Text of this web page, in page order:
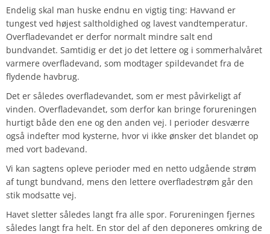
Endelig skal man huske endnu en vigtig ting: Havvand er
tungest ved højest saltholdighed og lavest vandtemperatur.
Overfladevandet er derfor normalt mindre salt end
bundvandet. Samtidig er det jo det lettere og i sommerhalvåret
varmere overfladevand, som modtager spildevandet fra de
flydende havbrug.
Det er således overfladevandet, som er mest påvirkeligt af
vinden. Overfladevandet, som derfor kan bringe forureningen
hurtigt både den ene og den anden vej. I perioder desværre
også indefter mod kysterne, hvor vi ikke ønsker det blandet op
med vort badevand.
Vi kan sagtens opleve perioder med en netto udgående strøm
af tungt bundvand, mens den lettere overfladestrøm går den
stik modsatte vej.
Havet sletter således langt fra alle spor. Forureningen fjernes
således langt fra helt. En stor del af den deponeres omkring de